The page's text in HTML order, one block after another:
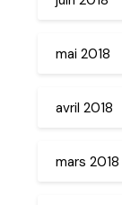
mai 2018
avril 2018
mars 2018